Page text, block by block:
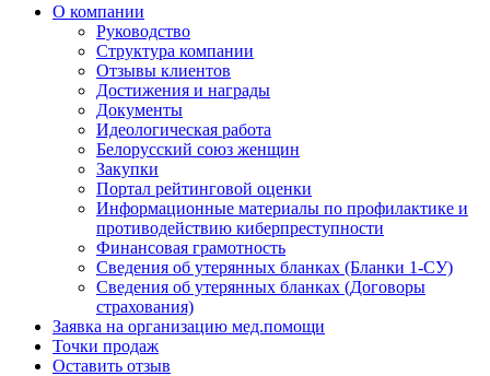
О компании
Руководство
Структура компании
Отзывы клиентов
Достижения и награды
Документы
Идеологическая работа
Белорусский союз женщин
Закупки
Портал рейтинговой оценки
Информационные материалы по профилактике и
противодействию киберпреступности
Финансовая грамотность
Сведения об утерянных бланках (Бланки 1-СУ)
Сведения об утерянных бланках (Договоры
страхования)
Заявка на организацию мед.помощи
Точки продаж
Оставить отзыв